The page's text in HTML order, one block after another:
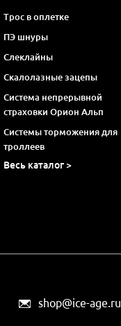
Трос в оплетке
ПЭ шнуры
Слеклайны
Скалолазные зацепы
Система непрерывной
страховки Орион Альп
Системы торможения для
троллеев
Весь каталог >
shop@ice-age.ru